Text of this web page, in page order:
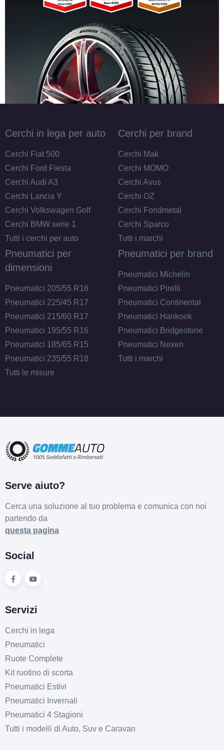
235/60 R17 106V M+S
Disponibile
235/65 R17 108V M+S
Disponibile
XL
Disponibile
Cerchi in lega per auto
Cerchi Fiat 500
Cerchi Ford Fiesta
Cerchi Audi A3
Cerchi Lancia Y
Cerchi Volkswagen Golf
Cerchi BMW serie 1
Tutti i cerchi per auto
Cerchi per brand
Cerchi Mak
Cerchi MOMO
Cerchi Avus
Cerchi OZ
Cerchi Fondmetal
Cerchi Sparco
Tutti i marchi
Pneumatici per
dimensioni
Pneumatici 205/55 R16
Pneumatici 225/45 R17
Pneumatici 215/60 R17
Pneumatici 195/55 R16
Pneumatici 185/65 R15
Pneumatici 235/55 R18
Tutti le misure
Pneumatici per brand
Pneumatici Michelin
Pneumatici Pirelli
Pneumatici Continental
Pneumatici Hankook
Pneumatici Bridgestone
Pneumatici Nexen
Tutti i marchi
Serve aiuto?
Cerca una soluzione al tuo problema e comunica con noi
partendo da
questa pagina
Social
Servizi
Cerchi in lega
Pneumatici
Ruote Complete
Kit ruotino di scorta
Pneumatici Estivi
Pneumatici Invernali
Pneumatici 4 Stagioni
Tutti i modelli di Auto, Suv e Caravan